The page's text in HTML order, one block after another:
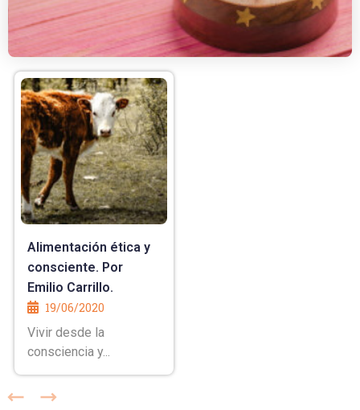
Alimentación ética y
consciente. Por
Emilio Carrillo.
19/06/2020
Vivir desde la
consciencia y...